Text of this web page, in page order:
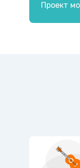
Проект